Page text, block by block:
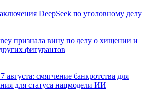
DeepSeek по уголовному делу
признала вину по делу о хищении и
фигурантов
августа: смягчение банкротства для
для статуса нацмодели ИИ